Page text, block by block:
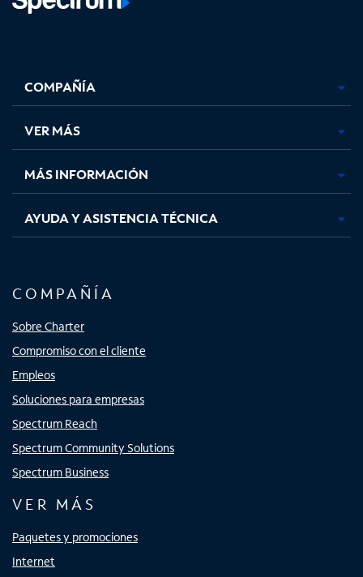
abre
en
pestaña
nueva
abre
en
pestaña
nueva
abre
en
pestaña
nueva
en
nueva
COMPAÑÍA
VER MÁS
MÁS INFORMACIÓN
AYUDA Y ASISTENCIA TÉCNICA
COMPAÑÍA
Sobre Charter
Compromiso con el cliente
Empleos
Soluciones para empresas
Spectrum Reach
Spectrum Community Solutions
Spectrum Business
VER MÁS
Paquetes y promociones
Internet